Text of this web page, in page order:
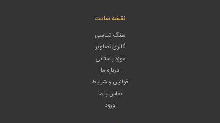
نقشه سایت
سنگ شناسی
گالری تصاویر
موزه باستانی
درباره ما
قوانین و شرایط
تماس با ما
ورود